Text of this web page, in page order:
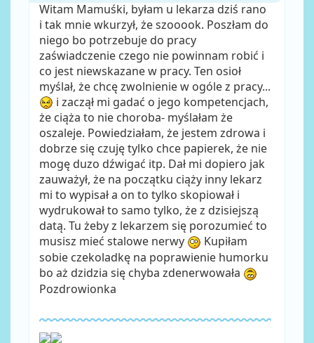
Witam Mamuśki, byłam u lekarza dziś rano
i tak mnie wkurzył, że szooook. Poszłam do
niego bo potrzebuje do pracy
zaświadczenie czego nie powinnam robić i
co jest niewskazane w pracy. Ten osioł
myślał, że chcę zwolnienie w ogóle z pracy...
i zaczął mi gadać o jego kompetencjach,
że ciąża to nie choroba- myślałam że
oszaleje. Powiedziałam, że jestem zdrowa i
dobrze się czuję tylko chce papierek, że nie
mogę duzo dźwigać itp. Dał mi dopiero jak
zauważył, że na początku ciąży inny lekarz
mi to wypisał a on to tylko skopiował i
wydrukował to samo tylko, że z dzisiejszą
datą. Tu żeby z lekarzem się porozumieć to
musisz mieć stalowe nerwy
Kupiłam
sobie czekoladkę na poprawienie humorku
bo aż dzidzia się chyba zdenerwowała
Pozdrowionka